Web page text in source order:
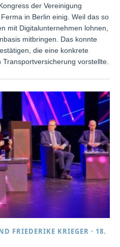
der Vereinigung
in Berlin einig. Weil das so
mit Digitalunternehmen lohnen,
mitbringen. Das konnte
die eine konkrete
vorstellte.
FRIEDERIKE KRIEGER · 18.